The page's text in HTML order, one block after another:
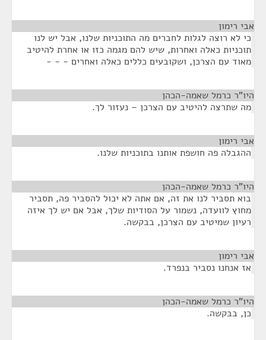
אבי רימון
כי לא רוצה לגלות לחברים מה התוכניות שלנו, אבל יש לנו
תוכניות כאלה ואחרות, שיש להם מגמה כזו או אחרת להיטיב
מאוד עם הצרכן, ושקובעים כללים כאלה ואחרים - - -
היו"ר כרמל שאמה-הכהן
מה שתרצה להיטיב עם הצרכן – נעזור לך.
אבי רימון
ההגבלה פה חושפת אותנו בתוכניות שלנו.
היו"ר כרמל שאמה-הכהן
בוא תסביר לנו את זה, אם אתה לא יכול להסביר פה, תסביר
מחוץ לוועדה, נשמור על הסודיות שלך, אבל אם יש לך איזה
רעיון שמיטיב עם הצרכן, בבקשה.
אבי רימון
אז אנחנו נסביר בנפרד.
היו"ר כרמל שאמה-הכהן
כן, בבקשה.